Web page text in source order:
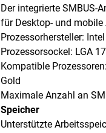
Der integrierte SMBUS-
für Desktop- und
Prozessorhersteller: Intel
Prozessorsockel: LGA
Kompatible
Gold
Maximale Anzahl an
Speicher
Unterstützte